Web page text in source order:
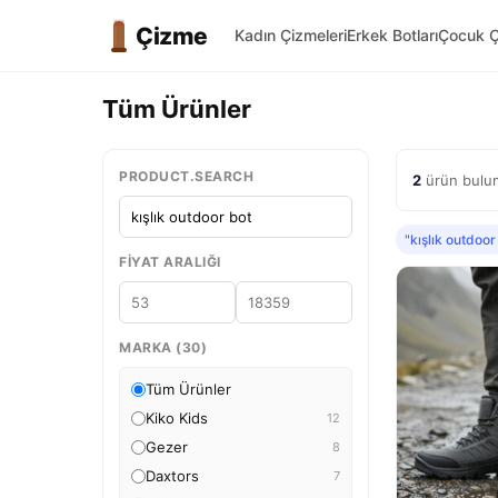
Çizme Kadın ÇizmeleriErkek BotlarıÇocuk
Tüm Ürünler
PRODUCT.SEARCH
FIYAT ARALIĞI
MARKA (30)
Tüm Ürünler
Kiko Kids
12
Gezer 8
Daxtors 7
2 ürün
"kışlık